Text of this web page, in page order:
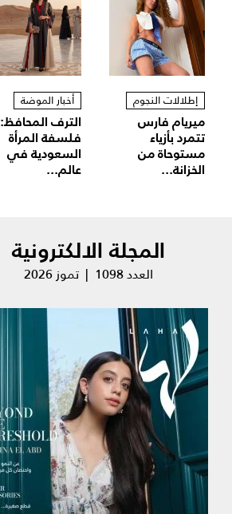
إطلالات النجوم
ميريام فارس
تتمرد بأزياء
مستوحاة من
الخزانة...
أخبار الموضة
الترف المحافظ:
فلسفة المرأة
السعودية في
عالم...
المجلة الالكترونية
العدد 1098 | تموز 2026